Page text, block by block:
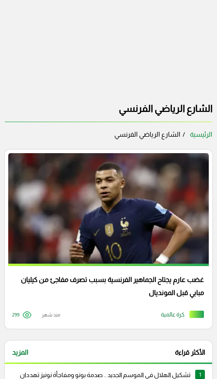
الشارع الرياضي الفرنسي
الرئيسية الشارع الرياضي الفرنسي
كرة عالمية
غضب عارم يجتاح الجماهير الفرنسية بسبب تصرف مفاجئ من كيليان
مبابي قبل المونديال
منذ شهر 299
الأكثر قراءة المزيد
1
تشكيل الهلال في الموسم الجديد .. صدمة بونو ومفاجأة نونيز تهددان